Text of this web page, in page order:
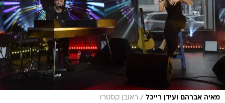
מאיה אברהם ועידן רייכל / ראובן קסטרו